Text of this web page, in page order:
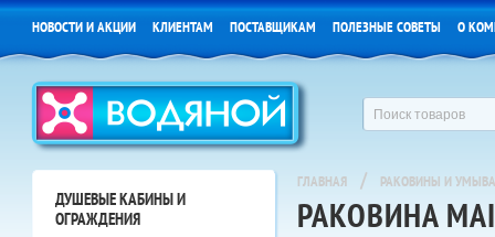
НОВОСТИ И АКЦИИ КЛИЕНТАМ ПОСТАВЩИКАМ ПОЛЕЗНЫЕ СОВЕТЫ О
ДУШЕВЫЕ КАБИНЫ И
ОГРАЖДЕНИЯ
ГЛАВНАЯ / РАКОВИНЫ И
РАКОВИНА